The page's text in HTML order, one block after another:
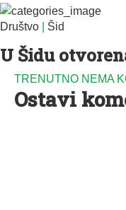
Društvo Šid
U Šidu
TRENUTNO NEMA
Ostavi